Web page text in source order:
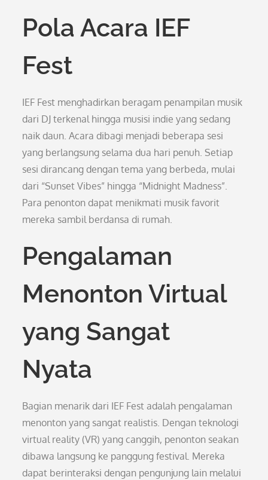
Pola Acara IEF
Fest
IEF Fest menghadirkan beragam penampilan musik
dari DJ terkenal hingga musisi indie yang sedang
naik daun. Acara dibagi menjadi beberapa sesi
yang berlangsung selama dua hari penuh. Setiap
sesi dirancang dengan tema yang berbeda, mulai
dari “Sunset Vibes” hingga “Midnight Madness”.
Para penonton dapat menikmati musik favorit
mereka sambil berdansa di rumah.
Pengalaman
Menonton Virtual
yang Sangat
Nyata
Bagian menarik dari IEF Fest adalah pengalaman
menonton yang sangat realistis. Dengan teknologi
virtual reality (VR) yang canggih, penonton seakan
dibawa langsung ke panggung festival. Mereka
dapat berinteraksi dengan pengunjung lain melalui